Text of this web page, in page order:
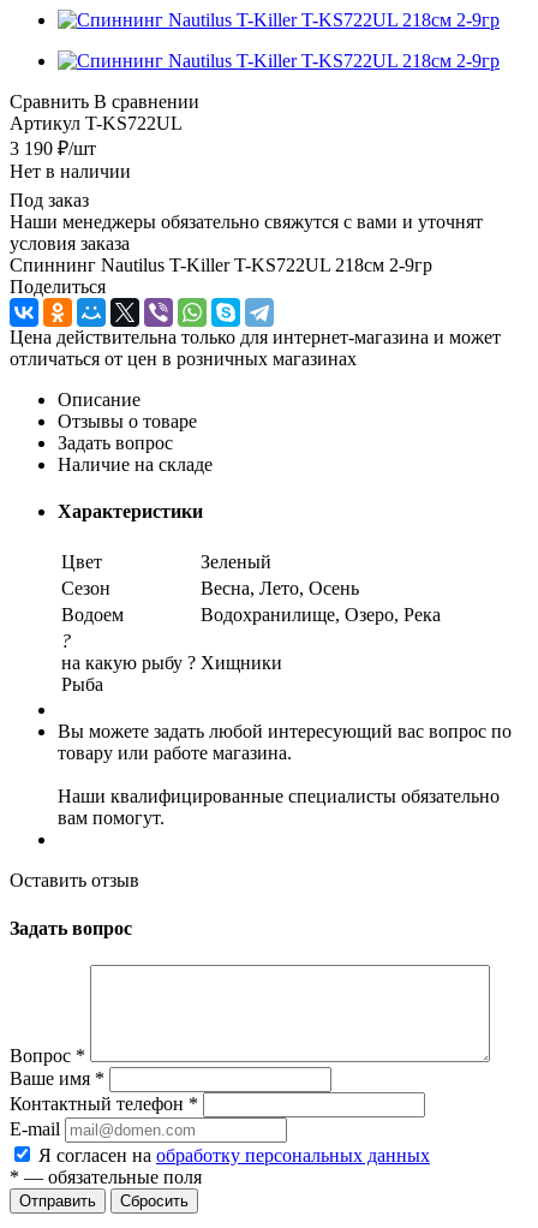
Сравнить В сравнении
Артикул T-KS722UL
3 190 ₽/шт
Нет в наличии
Под заказ
Наши менеджеры обязательно свяжутся с вами и уточнят
условия заказа
Спиннинг Nautilus T-Killer T-KS722UL 218см 2-9гр
Поделиться
Цена действительна только для интернет-магазина и может
отличаться от цен в розничных магазинах
Описание
Отзывы о товаре
Задать вопрос
Наличие на складе
Характеристики
Цвет
Зеленый
Сезон
Весна, Лето, Осень
Водоем
Водохранилище, Озеро, Река
?
на какую рыбу ?
Рыба
Хищники
Вы можете задать любой интересующий вас вопрос по
товару или работе магазина.
Наши квалифицированные специалисты обязательно
вам помогут.
Оставить отзыв
Задать вопрос
Вопрос *
Ваше имя *
Контактный телефон *
E-mail
Я согласен на обработку персональных данных
* — обязательные поля
Сбросить